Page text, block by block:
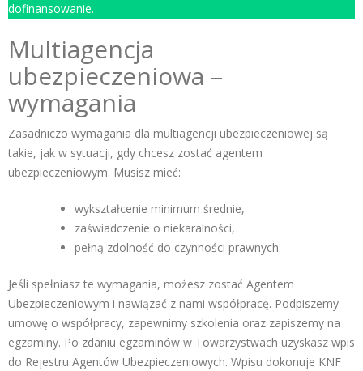
dofinansowanie.
Multiagencja
ubezpieczeniowa –
wymagania
Zasadniczo wymagania dla multiagencji ubezpieczeniowej są
takie, jak w sytuacji, gdy chcesz zostać agentem
ubezpieczeniowym. Musisz mieć:
wykształcenie minimum średnie,
zaświadczenie o niekaralności,
pełną zdolność do czynności prawnych.
Jeśli spełniasz te wymagania, możesz zostać Agentem
Ubezpieczeniowym i nawiązać z nami współpracę. Podpiszemy
umowę o współpracy, zapewnimy szkolenia oraz zapiszemy na
egzaminy. Po zdaniu egzaminów w Towarzystwach uzyskasz wpis
do Rejestru Agentów Ubezpieczeniowych. Wpisu dokonuje KNF